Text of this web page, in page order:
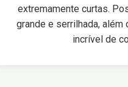
extremamente curtas.
grande e serrilhada, além
incrível de